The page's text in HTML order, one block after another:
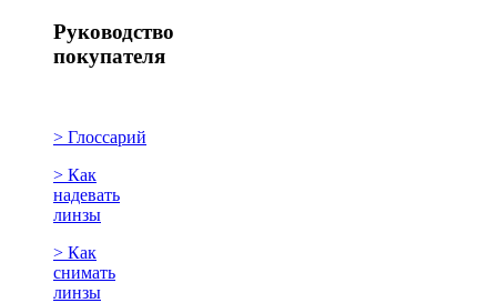
Руководство
покупателя
> Глоссарий
> Как
надевать
линзы
> Как
снимать
линзы